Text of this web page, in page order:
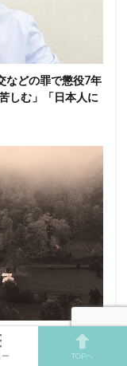
などの罪で懲役7年
しむ」「日本人に
実話…近親婚を繰
ー TOPへ